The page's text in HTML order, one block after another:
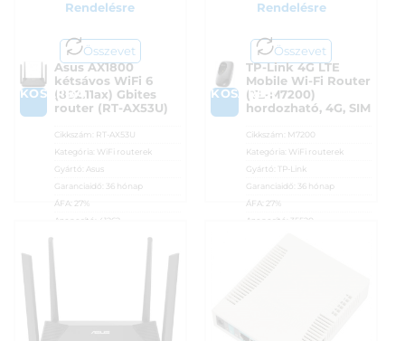
Rendelésre
Összevet
KOSÁRBA
Asus AX1800
kétsávos WiFi 6
(802.11ax) Gbites
router (RT-AX53U)
Cikkszám: RT-AX53U
Kategória: WiFi routerek
Gyártó: Asus
Garanciaidő:
36 hónap
ÁFA:
27%
Azonosító:
41262
Rendelésre
Összevet
KOSÁRBA
TP-Link 4G LTE
Mobile Wi-Fi Router
(TL-M7200)
hordozható, 4G, SIM
Cikkszám: M7200
Kategória: WiFi routerek
Gyártó:
TP-Link
Garanciaidő:
36 hónap
ÁFA:
27%
Azonosító:
35520